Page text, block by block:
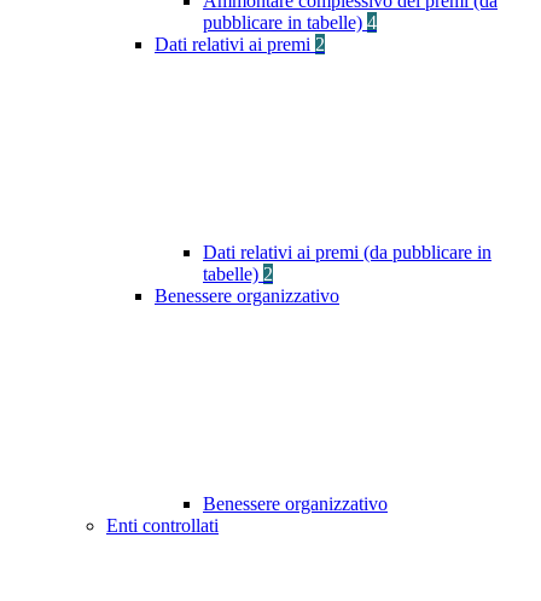
pubblicare in tabelle) 4
Dati relativi ai premi 2
Dati relativi ai premi (da pubblicare in
tabelle) 2
Benessere organizzativo
Benessere organizzativo
Enti controllati